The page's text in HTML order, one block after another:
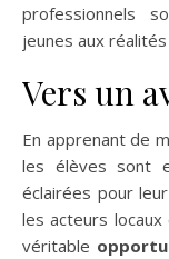
professionnels
jeunes aux
Vers un
En apprenant de
les élèves sont
éclairées pour
les acteurs
véritable